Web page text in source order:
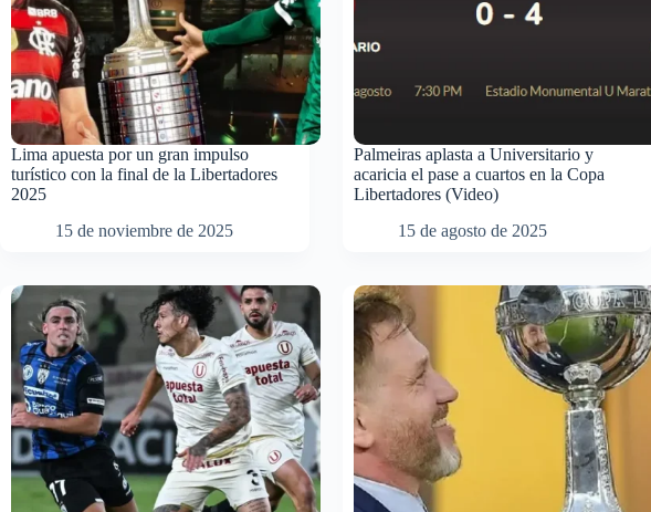
Lima apuesta por un gran impulso
turístico con la final de la Libertadores
2025
15 de noviembre de 2025
Palmeiras aplasta a Universitario y
acaricia el pase a cuartos en la Copa
Libertadores (Video)
15 de agosto de 2025